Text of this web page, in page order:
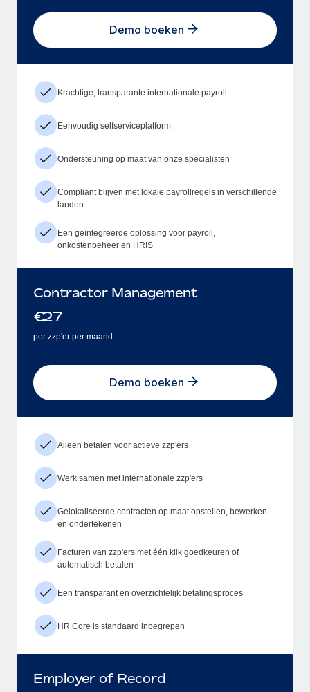
Demo boeken
Krachtige, transparante internationale payroll
Eenvoudig selfserviceplatform
Ondersteuning op maat van onze specialisten
Compliant blijven met lokale payrollregels in verschillende
landen
Een geïntegreerde oplossing voor payroll,
onkostenbeheer en HRIS
Contractor Management
€27
per zzp'er per maand
Demo boeken
Alleen betalen voor actieve zzp'ers
Werk samen met internationale zzp'ers
Gelokaliseerde contracten op maat opstellen, bewerken
en ondertekenen
Facturen van zzp'ers met één klik goedkeuren of
automatisch betalen
Een transparant en overzichtelijk betalingsproces
HR Core is standaard inbegrepen
Employer of Record